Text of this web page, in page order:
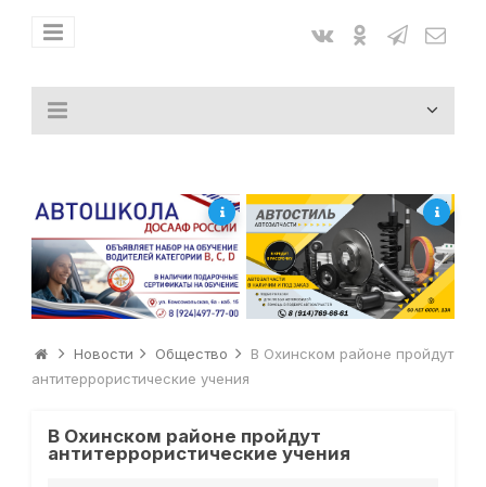
Новости Общество
В Охинском районе пройдут
антитеррористические учения
В Охинском районе пройдут
антитеррористические учения